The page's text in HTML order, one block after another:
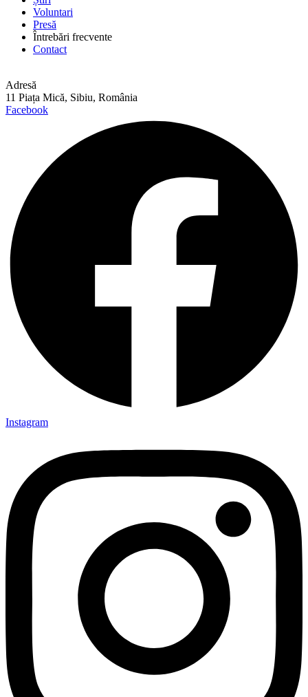
Voluntari
Presă
Întrebări frecvente
Contact
Adresă
11 Piața Mică, Sibiu, România
Facebook
Instagram